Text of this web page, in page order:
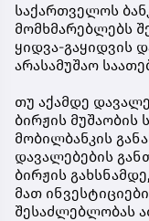
საქართველოს
მომხმარებლებს
ყიდვა-გაყიდვის
არასამუშაო
თუ აქამდე
ბირჟის მუშაობის
მობილბანკის
დავალებების
ბირჟის
მათ
შესაძლებლობას